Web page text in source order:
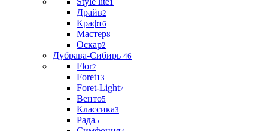
1
Драйв2
Крафт6
Мастер8
Оскар2
Дубрава-Сибирь 46
Flor2
Foret13
Foret-Light7
Венто5
Классика3
Рада5